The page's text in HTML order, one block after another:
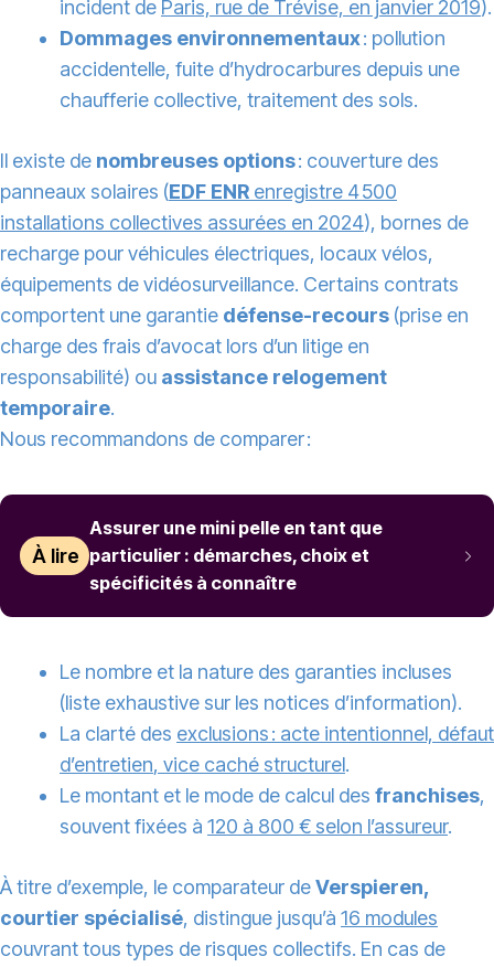
incident de Paris, rue de Trévise, en janvier 2019).
Dommages environnementaux: pollution
accidentelle, fuite d’hydrocarbures depuis une
chaufferie collective, traitement des sols.
Il existe de nombreuses options: couverture des
panneaux solaires (EDF ENR enregistre 4 500
installations collectives assurées en 2024), bornes de
recharge pour véhicules électriques, locaux vélos,
équipements de vidéosurveillance. Certains contrats
comportent une garantie défense-recours (prise en
charge des frais d’avocat lors d’un litige en
responsabilité) ou assistance relogement
temporaire.
Nous recommandons de comparer :
À lire
Assurer une mini pelle en tant que
particulier : démarches, choix et
spécificités à connaître
Le nombre et la nature des garanties incluses
(liste exhaustive sur les notices d’information).
La clarté des exclusions : acte intentionnel, défaut
d’entretien, vice caché structurel.
Le montant et le mode de calcul des franchises,
souvent fixées à 120 à 800 € selon l’assureur.
À titre d’exemple, le comparateur deVerspieren,
courtier spécialisé, distingue jusqu’à 16 modules
couvrant tous types de risques collectifs. En cas de